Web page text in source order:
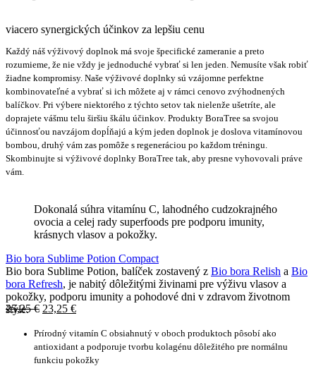
viacero synergických účinkov za lepšiu cenu
Každý náš výživový doplnok má svoje špecifické zameranie a preto
rozumieme, že nie vždy je jednoduché vybrať si len jeden. Nemusíte však robiť
žiadne kompromisy. Naše výživové doplnky sú vzájomne perfektne
kombinovateľné a vybrať si ich môžete aj v rámci cenovo zvýhodnených
balíčkov. Pri výbere niektorého z týchto setov tak nielenže ušetríte, ale
doprajete vášmu telu širšiu škálu účinkov. Produkty BoraTree sa svojou
účinnosťou navzájom dopĺňajú a kým jeden doplnok je doslova vitamínovou
bombou, druhý vám zas pomôže s regeneráciou po každom tréningu.
Skombinujte si výživové doplnky BoraTree tak, aby presne vyhovovali práve
vám.
Dokonalá súhra vitamínu C, lahodného cudzokrajného
ovocia a celej rady superfoods pre podporu imunity,
krásnych vlasov a pokožky.
Bio bora Sublime Potion Compact
Bio bora Sublime Potion, balíček zostavený z Bio bora Relish a Bio
bora Refresh, je nabitý dôležitými živinami pre výživu vlasov a
pokožky, podporu imunity a pohodové dni v zdravom životnom
štýle.
Prírodný vitamín C obsiahnutý v oboch produktoch pôsobí ako
antioxidant a podporuje tvorbu kolagénu dôležitého pre normálnu
funkciu pokožky
25,25€ 23,25 €